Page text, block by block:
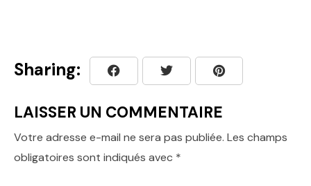
Sharing:
LAISSER UN COMMENTAIRE
Votre adresse e-mail ne sera pas publiée. Les champs
obligatoires sont indiqués avec *